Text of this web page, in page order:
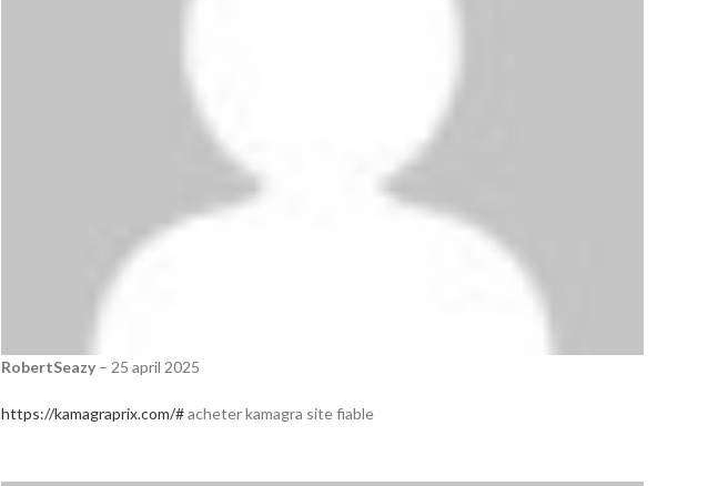
RobertSeazy – 25 april 2025
https://kamagraprix.com/#acheter kamagra site fiable